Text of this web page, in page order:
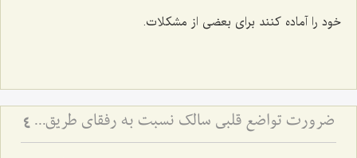
خود را آماده كنند برای بعضی از مشكلات.
ضرورت تواضع قلبی سالک نسبت به رفقای طریق - ملاک رشد معنوی در نگاه به دیگران 4